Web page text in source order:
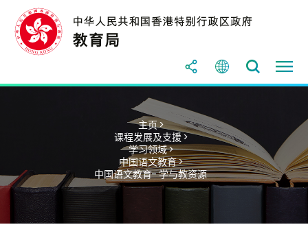
主页 >
课程发展及支援 >
学习领域 >
中国语文教育 >
中国语文教育- 学与教资源